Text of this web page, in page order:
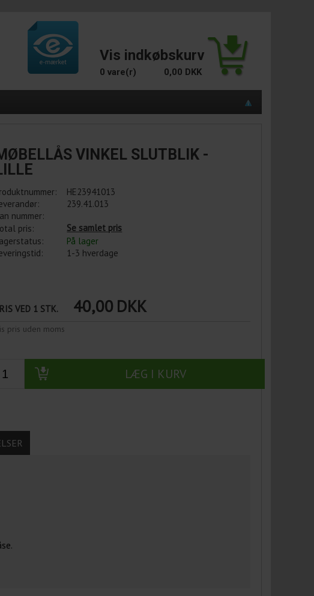
Vis indkøbskurv
0 vare(r) 0,00 DKK
VINKEL SLUTBLIK -
HE23941013
239.41.013
nummer:
pris:
Se samlet pris
På lager
1-3 hverdage
VED 1 STK. 40,00 DKK
pris uden moms
LÆG I KURV